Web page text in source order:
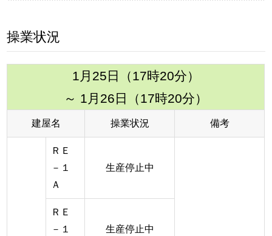
操業状況
1月25日（17時20分）
～ 1月26日（17時20分）
建屋名 操業状況 備考
ＲＥ
－１
Ａ
生産停止中
ＲＥ
－１
生産停止中